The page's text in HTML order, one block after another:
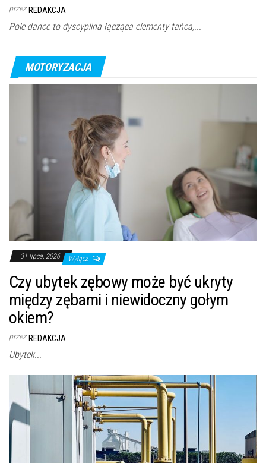
przez REDAKCJA
Pole dance to dyscyplina łącząca elementy tańca,...
MOTORYZACJA
31 lipca, 2026 Wyłącz
Czy ubytek zębowy może być ukryty
między zębami i niewidoczny gołym
okiem?
przez REDAKCJA
Ubytek...